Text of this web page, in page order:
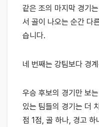
같은 조의 마지막 경기
서 골이 나오는 순간 다
습니다.
네 번째는 강팀보다 경
우승 후보의 경기만 보
있는 팀들의 경기는 더
점 1점, 골 하나, 경고